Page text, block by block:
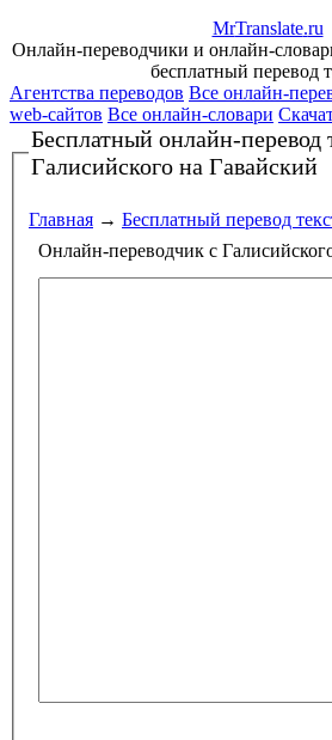
MrTranslate.ru
Онлайн-переводчики и онлайн-
бесплатный перевод
Агентства переводов Все онлайн-
web-сайтов Все онлайн-словари
Бесплатный онлайн-перевод
Галисийского на Гавайский
Главная → Бесплатный перевод
Онлайн-переводчик с